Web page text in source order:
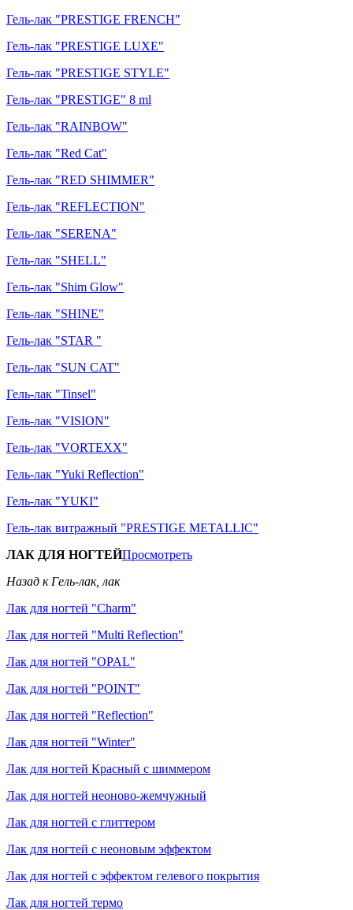
Гель-лак "PRESTIGE FRENCH"
Гель-лак "PRESTIGE LUXE"
Гель-лак "PRESTIGE STYLE"
Гель-лак "PRESTIGE" 8 ml
Гель-лак "RAINBOW"
Гель-лак "Red Cat"
Гель-лак "RED SHIMMER"
Гель-лак "REFLECTION"
Гель-лак "SERENA"
Гель-лак "SHELL"
Гель-лак "Shim Glow"
Гель-лак "SHINE"
Гель-лак "STAR "
Гель-лак "SUN CAT"
Гель-лак "Tinsel"
Гель-лак "VISION"
Гель-лак "VORTEXX"
Гель-лак "Yuki Reflection"
Гель-лак "YUKI"
Гель-лак витражный "PRESTIGE METALLIC"
ЛАК ДЛЯ НОГТЕЙПросмотреть
Назад к Гель-лак, лак
Лак для ногтей "Charm"
Лак для ногтей "Multi Reflection"
Лак для ногтей "OPAL"
Лак для ногтей "POINT"
Лак для ногтей "Reflection"
Лак для ногтей "Winter"
Лак для ногтей Красный с шиммером
Лак для ногтей неоново-жемчужный
Лак для ногтей с глиттером
Лак для ногтей с неоновым эффектом
Лак для ногтей с эффектом гелевого покрытия
Лак для ногтей термо